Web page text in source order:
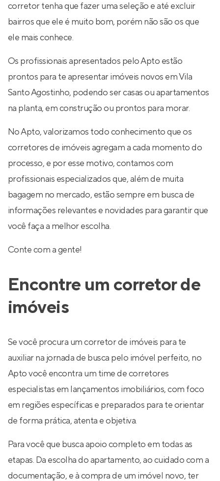
corretor tenha que fazer uma seleção e até excluir
bairros que ele é muito bom, porém não são os que
ele mais conhece.
Os profissionais apresentados pelo Apto estão
prontos para te apresentar imóveis novos em Vila
Santo Agostinho, podendo ser casas ou apartamentos
na planta, em construção ou prontos para morar.
No Apto, valorizamos todo conhecimento que os
corretores de imóveis agregam a cada momento do
processo, e por esse motivo, contamos com
profissionais especializados que, além de muita
bagagem no mercado, estão sempre em busca de
informações relevantes e novidades para garantir que
você faça a melhor escolha.
Conte com a gente!
Encontre um corretor de
imóveis
Se você procura um corretor de imóveis para te
auxiliar na jornada de busca pelo imóvel perfeito, no
Apto você encontra um time de corretores
especialistas em lançamentos imobiliários, com foco
em regiões específicas e preparados para te orientar
de forma prática, atenta e objetiva.
Para você que busca apoio completo em todas as
etapas. Da escolha do apartamento, ao cuidado com a
documentação, e à compra de um imóvel novo, ter